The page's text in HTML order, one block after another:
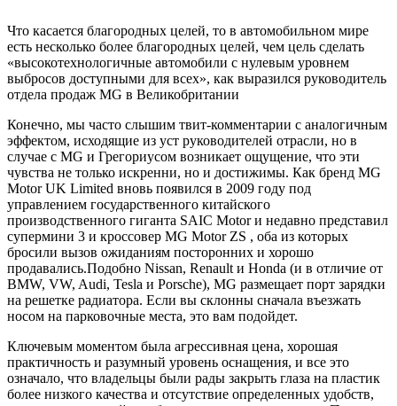
Что касается благородных целей, то в автомобильном мире
есть несколько более благородных целей, чем цель сделать
«высокотехнологичные автомобили с нулевым уровнем
выбросов доступными для всех», как выразился руководитель
отдела продаж MG в Великобритании
Конечно, мы часто слышим твит-комментарии с аналогичным
эффектом, исходящие из уст руководителей отрасли, но в
случае с MG и Грегориусом возникает ощущение, что эти
чувства не только искренни, но и достижимы. Как бренд MG
Motor UK Limited вновь появился в 2009 году под
управлением государственного китайского
производственного гиганта SAIC Motor и недавно представил
супермини 3 и кроссовер MG Motor ZS , оба из которых
бросили вызов ожиданиям посторонних и хорошо
продавались.Подобно Nissan, Renault и Honda (и в отличие от
BMW, VW, Audi, Tesla и Porsche), MG размещает порт зарядки
на решетке радиатора. Если вы склонны сначала въезжать
носом на парковочные места, это вам подойдет.
Ключевым моментом была агрессивная цена, хорошая
практичность и разумный уровень оснащения, и все это
означало, что владельцы были рады закрыть глаза на пластик
более низкого качества и отсутствие определенных удобств,